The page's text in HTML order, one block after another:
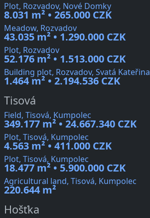
Plot, Rozvadov, Nové Domky
8.031 m² • 265.000 CZK
Meadow, Rozvadov
43.035 m² • 1.290.000 CZK
Plot, Rozvadov
52.176 m² • 1.513.000 CZK
Building plot, Rozvadov, Svatá Kateřina
1.464 m² • 2.194.536 CZK
Tisová
Field, Tisová, Kumpolec
349.177 m² • 24.667.340 CZK
Plot, Tisová, Kumpolec
4.563 m² • 411.000 CZK
Plot, Tisová, Kumpolec
18.477 m² • 5.900.000 CZK
Agricultural land, Tisová, Kumpolec
220.644 m²
Hošťka